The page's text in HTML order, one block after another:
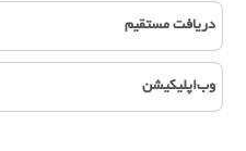
دریافت مستقیم
وب‌اپلیکیشن